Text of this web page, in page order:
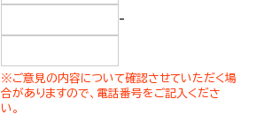
-
※ご意見の内容について確認させていただく場
合がありますので、電話番号をご記入くださ
い。